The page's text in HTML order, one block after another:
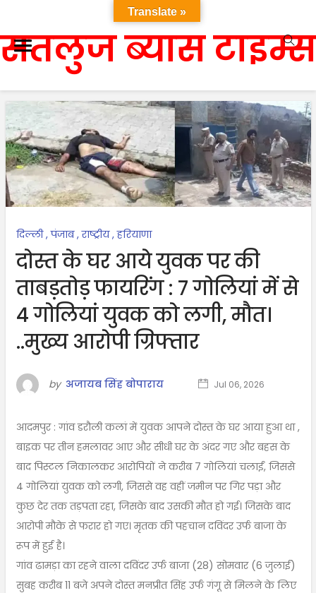
सतलुज ब्यास टाइम्स
दिल्ली,पंजाब,राष्ट्रीय,हरियाणा
दोस्त के घर आये युवक पर की
ताबड़तोड़ फायरिंग : 7 गोलियां में से
4 गोलियां युवक को लगी, मौत।
..मुख्य आरोपी ग्रिफ्तार
by अजायब सिंह बोपाराय Jul 06, 2026
आदमपुर : गांव डरौली कलां में युवक आपने दोस्त के घर आया हुआ था ,
बाइक पर तीन हमलावर आए और सीधी घर के अंदर गए और बहस के
बाद पिस्टल निकालकर आरोपियों ने करीब 7 गोलियां चलाईं, जिससे
4 गोलियां युवक को लगी, जिससे वह वहीं जमीन पर गिर पड़ा और
कुछ देर तक तड़पता रहा, जिसके बाद उसकी मौत हो गई। जिसके बाद
आरोपी मौके से फरार हो गए। मृतक की पहचान दविंदर उर्फ बाजा के
रूप में हुई है।
गांव ढामड़ा का रहने वाला दविंदर उर्फ बाजा (28) सोमवार (6 जुलाई)
सुबह करीब 11 बजे अपने दोस्त मनप्रीत सिंह उर्फ गंगू से मिलने के लिए
Translate »